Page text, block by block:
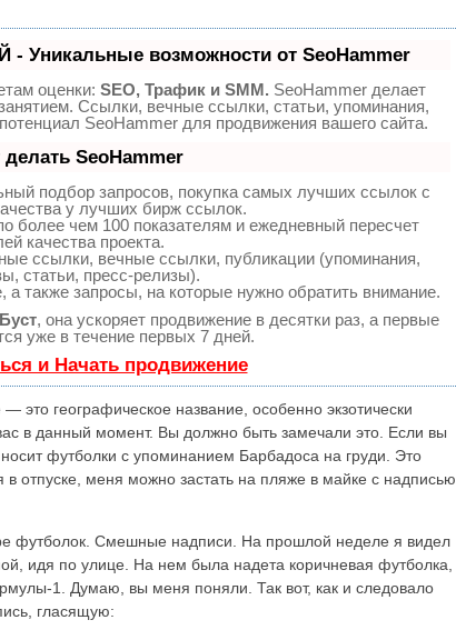
Уникальные возможности от SeoHammer
оценки: SEO, Трафик и SMM. SeoHammer делает
Ссылки, вечные ссылки, статьи, упоминания,
SeoHammer для продвижения вашего сайта.
SeoHammer
подбор запросов, покупка самых лучших ссылок с
у лучших бирж ссылок.
более чем 100 показателям и ежедневный пересчет
качества проекта.
ссылки, вечные ссылки, публикации (упоминания,
статьи, пресс-релизы).
также запросы, на которые нужно обратить внимание.
Буст, она ускоряет продвижение в десятки раз, а первые
уже в течение первых 7 дней.
и Начать продвижение
географическое название, особенно экзотически
в данный момент. Вы должно быть замечали это. Если вы
футболки с упоминанием Барбадоса на груди. Это
в отпуске, меня можно застать на пляже в майке с надписью
футболок. Смешные надписи. На прошлой неделе я видел
идя по улице. На нем была надета коричневая футболка,
1. Думаю, вы меня поняли. Так вот, как и следовало
гласящую: